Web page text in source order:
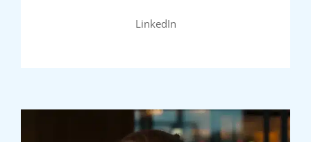
LinkedIn